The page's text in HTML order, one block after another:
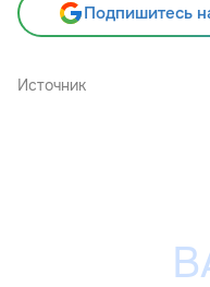
Подпишитесь
Источник